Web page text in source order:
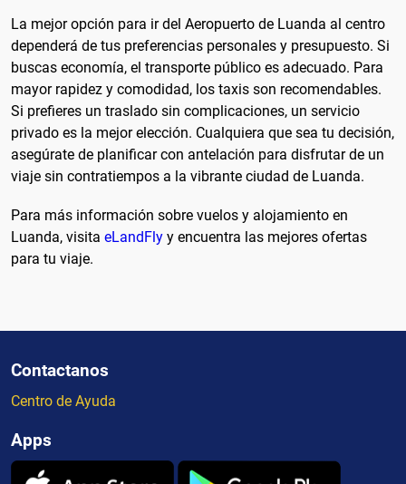
La mejor opción para ir del Aeropuerto de Luanda al centro
dependerá de tus preferencias personales y presupuesto. Si
buscas economía, el transporte público es adecuado. Para
mayor rapidez y comodidad, los taxis son recomendables.
Si prefieres un traslado sin complicaciones, un servicio
privado es la mejor elección. Cualquiera que sea tu decisión,
asegúrate de planificar con antelación para disfrutar de un
viaje sin contratiempos a la vibrante ciudad de Luanda.
Para más información sobre vuelos y alojamiento en
Luanda, visita eLandFly y encuentra las mejores ofertas
para tu viaje.
Contactanos
Centro de Ayuda
Apps